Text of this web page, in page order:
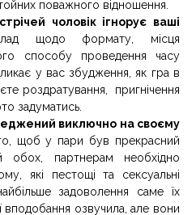
поважного відношення.
чоловік ігнорує ваші
щодо формату, місця
способу проведення часу
у вас збудження, як гра в
роздратування, пригнічення
задуматись.
виключно на своєму
щоб у пари був прекрасний
обох, партнерам необхідно
які пестощі та сексуальні
задоволення саме їх
вподобання озвучила, але вони